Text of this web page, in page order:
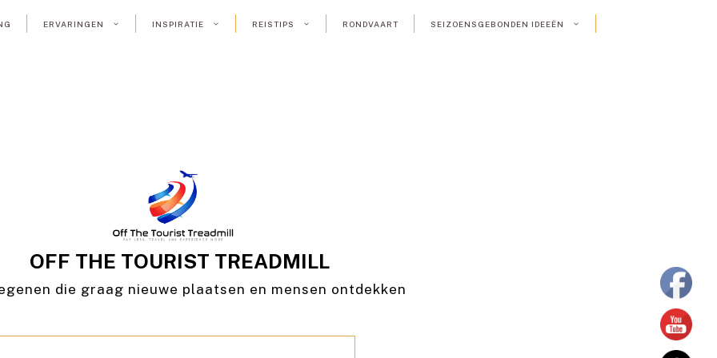
ERVARINGEN INSPIRATIE REISTIPS RONDVAART SEIZOENSGEBONDEN IDEEËN
OFF THE TOURIST TREADMILL
die graag nieuwe plaatsen en mensen ontdekken